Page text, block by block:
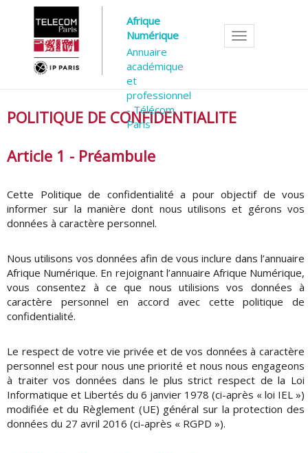
Afrique
Numérique
Annuaire
académique
et
professionnel
- Télécom
Paris
Toggle
navigation
POLITIQUE DE CONFIDENTIALITE
Article 1 - Préambule
Cette Politique de confidentialité a pour objectif de vous
informer sur la manière dont nous utilisons et gérons vos
données à caractère personnel.
Nous utilisons vos données afin de vous inclure dans l’annuaire
Afrique Numérique. En rejoignant l’annuaire Afrique Numérique,
vous consentez à ce que nous utilisions vos données à
caractère personnel en accord avec cette politique de
confidentialité.
Le respect de votre vie privée et de vos données à caractère
personnel est pour nous une priorité et nous nous engageons
à traiter vos données dans le plus strict respect de la Loi
Informatique et Libertés du 6 janvier 1978 (ci-après « loi IEL »)
modifiée et du Règlement (UE) général sur la protection des
données du 27 avril 2016 (ci-après « RGPD »).